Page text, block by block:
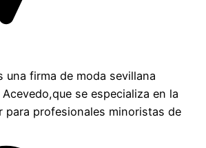
una firma de moda sevillana
se especializa en la
para profesionales minoristas de